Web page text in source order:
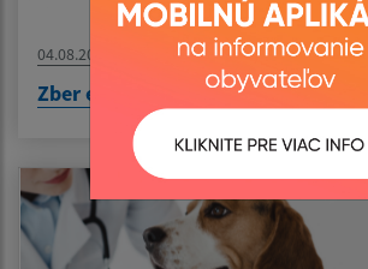
04.08.2026
Zber elektroodpadu